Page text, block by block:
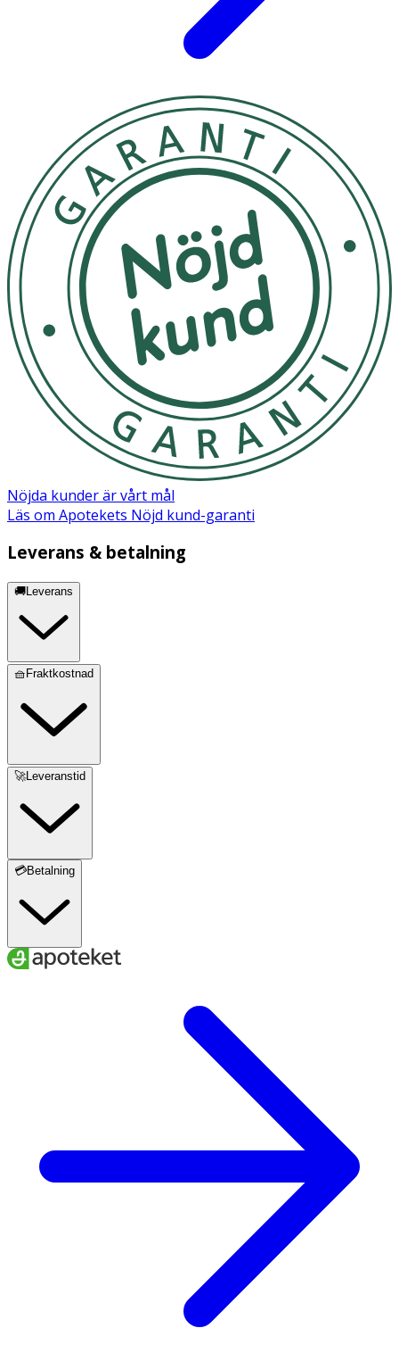
Nöjda kunder är vårt mål
Läs om Apotekets Nöjd kund-garanti
Leverans & betalning
🚚Leverans
🧺Fraktkostnad
🚀Leveranstid
💳Betalning